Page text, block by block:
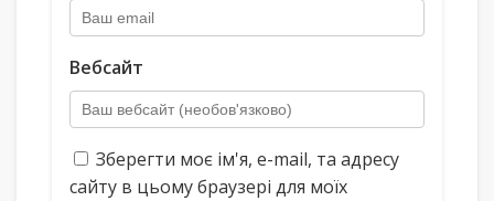
Вебсайт
Зберегти моє ім'я, e-mail, та адресу
сайту в цьому браузері для моїх